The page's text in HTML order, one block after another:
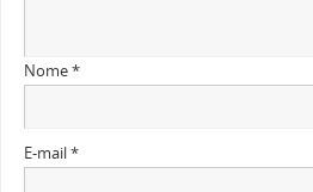
Nome*
E-mail*